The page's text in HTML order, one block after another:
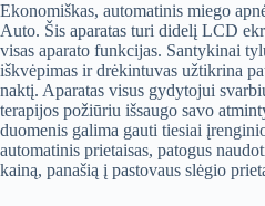
Ekonomiškas, automatinis miego
Auto. Šis aparatas turi didelį LCD
visas aparato funkcijas. Santykinai
iškvėpimas ir drėkintuvas užtikrina
naktį. Aparatas visus gydytojui
terapijos požiūriu išsaugo savo
duomenis galima gauti tiesiai
automatinis prietaisas, patogus
kainą, panašią į pastovaus slėgio